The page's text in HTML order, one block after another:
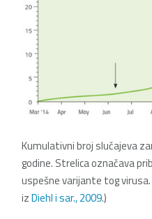
Kumulativni broj slučajeva
godine. Strelica označava
uspešne varijante tog
izDiehl i sar., 2009.)